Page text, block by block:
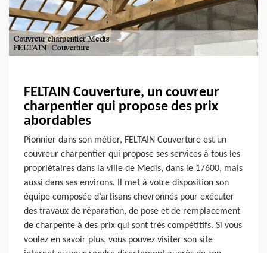
FELTAIN Couverture, un couvreur
charpentier qui propose des prix
abordables
Pionnier dans son métier, FELTAIN Couverture est un
couvreur charpentier qui propose ses services à tous les
propriétaires dans la ville de Medis, dans le 17600, mais
aussi dans ses environs. Il met à votre disposition son
équipe composée d’artisans chevronnés pour exécuter
des travaux de réparation, de pose et de remplacement
de charpente à des prix qui sont très compétitifs. Si vous
voulez en savoir plus, vous pouvez visiter son site